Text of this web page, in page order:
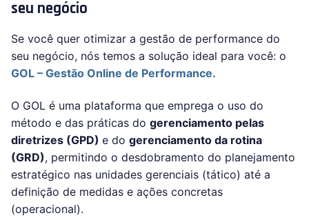
seu negócio
Se você quer otimizar a gestão de performance do
seu negócio, nós temos a solução ideal para você: o
GOL – Gestão Online de Performance.
O GOL é uma plataforma que emprega o uso do
método e das práticas do gerenciamento pelas
diretrizes (GPD) e do gerenciamento da rotina
(GRD), permitindo o desdobramento do planejamento
estratégico nas unidades gerenciais (tático) até a
definição de medidas e ações concretas
(operacional).